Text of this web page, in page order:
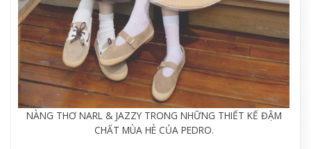
NÀNG THƠ NARL & JAZZY TRONG NHỮNG THIẾT KẾ ĐẬM
CHẤT MÙA HÈ CỦA PEDRO.